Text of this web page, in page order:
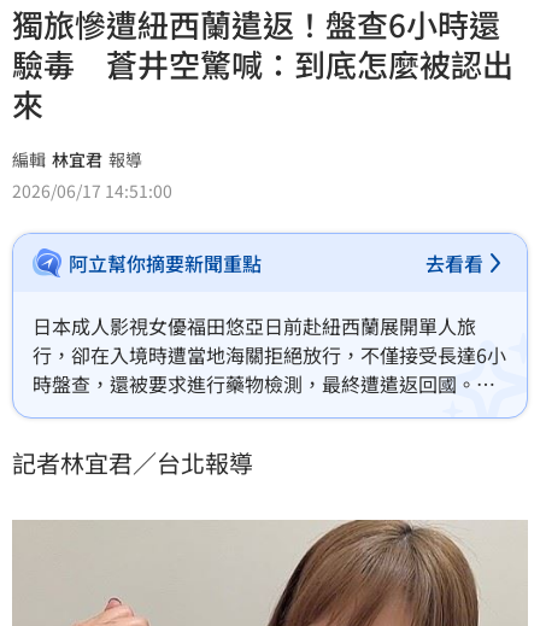
獨旅慘遭紐西蘭遣返！盤查6小時還
驗毒 蒼井空驚喊：到底怎麼被認出
來
編輯 林宜君 報導
2026/06/17 14:51:00
阿立幫你摘要新聞重點 去看看
日本成人影視女優福田悠亞日前赴紐西蘭展開單人旅
行，卻在入境時遭當地海關拒絕放行，不僅接受長達6小
時盤查，還被要求進行藥物檢測，最終遭遣返回國。事
件曝光後，引發日本網友熱烈討論，也讓各界再度關注
象。林宜君
記者林宜君／台北報導